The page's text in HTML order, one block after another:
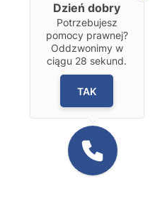
Dzień dobry
Potrzebujesz
pomocy prawnej?
Oddzwonimy w
ciągu 28 sekund.
TAK